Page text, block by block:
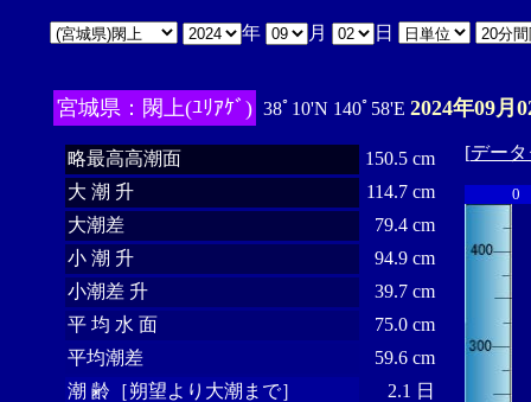
年 月 日
宮城県：閖上(ﾕﾘｱｹﾞ) 38ﾟ10'N 140ﾟ58'E 2024年09月
略最高高潮面
150.5 cm
大 潮 升
114.7 cm
大潮差
79.4 cm
小 潮 升
94.9 cm
小潮差 升
39.7 cm
平 均 水 面
75.0 cm
平均潮差
59.6 cm
潮 齢［朔望より大潮まで］
2.1 日
[デー
0